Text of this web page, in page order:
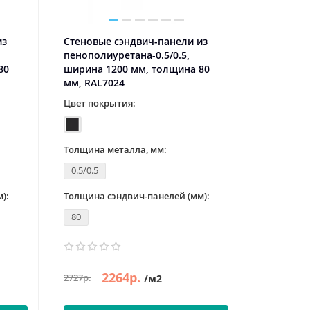
Стеновые сэндвич-панели из
пенополиуретана-0.5/0.5,
ширина 1200 мм, толщина 80
мм, RAL7024
Цвет покрытия:
Толщина металла, мм:
0.5/0.5
Толщина сэндвич-панелей (мм):
80
2727р. 2264р. /м2